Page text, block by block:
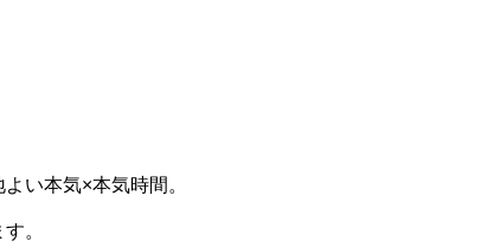
い本気×本気時間。
。